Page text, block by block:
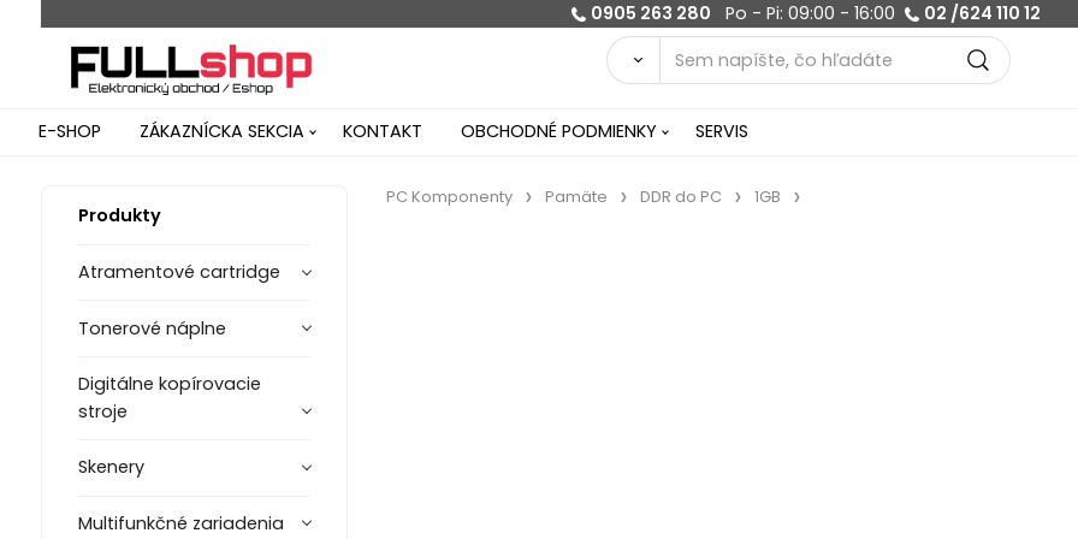
0905 263 280 Po - Pi: 09:00 - 16:00 02 /624 110 12
E-SHOP ZÁKAZNÍCKA SEKCIA KONTAKT OBCHODNÉ PODMIENKY SERVIS
Produkty
Atramentové cartridge
Tonerové náplne
Digitálne kopírovacie
stroje
Skenery
Multifunkčné zariadenia
PC Komponenty Pamäte DDR do PC 1GB